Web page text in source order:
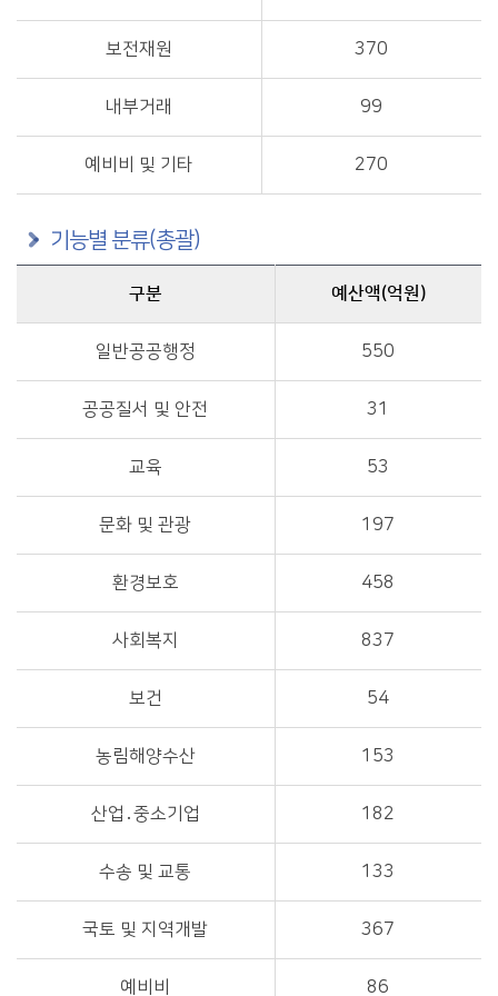
보전재원 370
내부거래 99
예비비 및 기타 270
기능별 분류(총괄)
구분 예산액(억원)
일반공공행정 550
공공질서 및 안전 31
교육 53
문화 및 관광 197
환경보호 458
사회복지 837
보건 54
농림해양수산 153
산업․중소기업 182
수송 및 교통 133
국토 및 지역개발 367
예비비 86